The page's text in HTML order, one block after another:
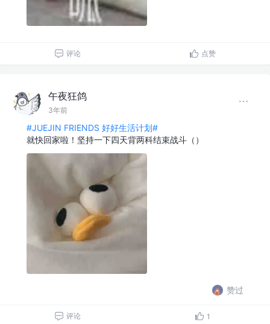
评论 点赞
午夜狂鸽
3年前
#JUEJIN FRIENDS 好好生活计划#
就快回家啦！坚持一下四天背两科结束战斗（）
赞过
评论 1